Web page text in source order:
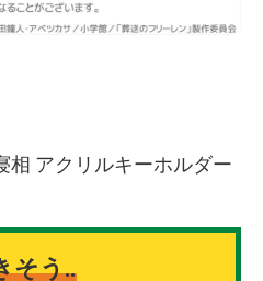
相 アクリルキーホルダー
そう‥